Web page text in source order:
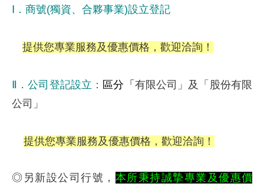
Ⅰ．商號(獨資、合夥事業)設立登記
提供您專業服務及優惠價格，歡迎洽詢！
Ⅱ．公司登記設立： 區分「 有限公司」及「股份有限
公司」
提供您專業服務及優惠價格，歡迎洽詢！
◎另新設公司行號， 本所秉持誠摯專業及優惠價